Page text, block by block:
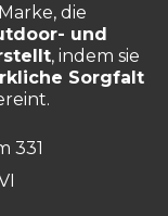
die
und
, indem sie
Sorgfalt
331